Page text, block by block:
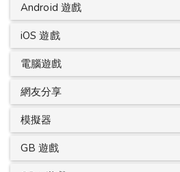
Android 遊戲
iOS 遊戲
電腦遊戲
網友分享
模擬器
GB 遊戲